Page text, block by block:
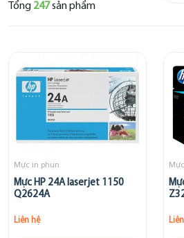
Tổng 247sản phẩm
Mực in phun
Mực HP 24A laserjet 1150
Q2624A
Liên hệ